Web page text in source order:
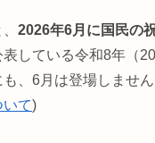
2026年6月に国民の
表している令和8年（
、6月は登場しませ
て)